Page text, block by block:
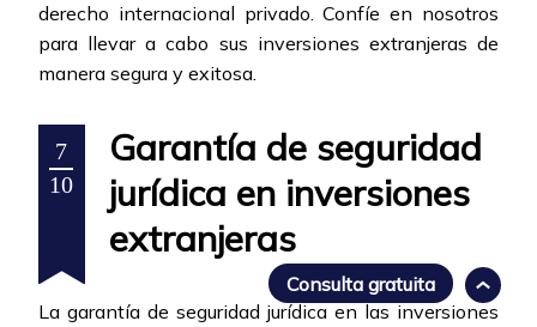
derecho internacional privado. Confíe en nosotros
para llevar a cabo sus inversiones extranjeras de
manera segura y exitosa.
7
10
Garantía de seguridad
jurídica en inversiones
extranjeras
La garantía de seguridad jurídica en las inversiones
Consulta gratuita